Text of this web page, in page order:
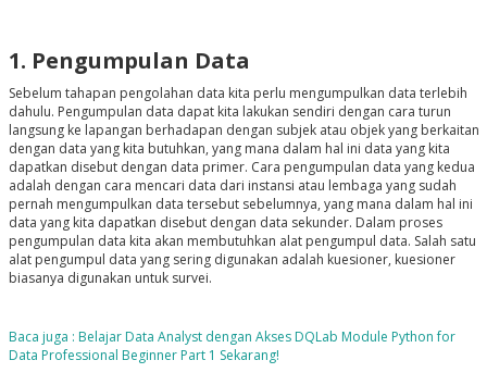
1. Pengumpulan Data
Sebelum tahapan pengolahan data kita perlu mengumpulkan data terlebih
dahulu. Pengumpulan data dapat kita lakukan sendiri dengan cara turun
langsung ke lapangan berhadapan dengan subjek atau objek yang berkaitan
dengan data yang kita butuhkan, yang mana dalam hal ini data yang kita
dapatkan disebut dengan data primer. Cara pengumpulan data yang kedua
adalah dengan cara mencari data dari instansi atau lembaga yang sudah
pernah mengumpulkan data tersebut sebelumnya, yang mana dalam hal ini
data yang kita dapatkan disebut dengan data sekunder. Dalam proses
pengumpulan data kita akan membutuhkan alat pengumpul data. Salah satu
alat pengumpul data yang sering digunakan adalah kuesioner, kuesioner
biasanya digunakan untuk survei.
Baca juga : Belajar Data Analyst dengan Akses DQLab Module Python for
Data Professional Beginner Part 1 Sekarang!